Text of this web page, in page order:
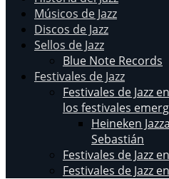
Músicos de Jazz
Discos de Jazz
Sellos de Jazz
Blue Note Records
Festivales de Jazz
Festivales de Jazz
los festivales
Heineken
Sebastián
Festivales de Jazz
Festivales de Jazz